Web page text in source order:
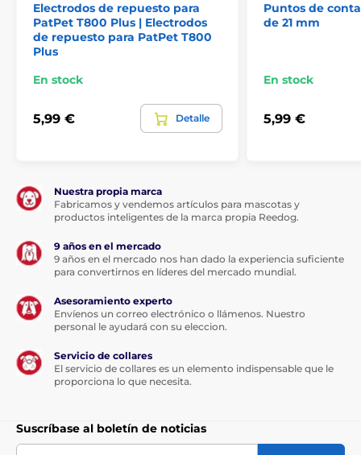
Electrodos de repuesto para
PatPet T800 Plus | Electrodos
de repuesto para PatPet T800
Plus
En stock
5,99 € Detalle
Puntos de
de 21 mm
En stock
5,99 €
Nuestra propia marca
Fabricamos y vendemos artículos para mascotas y
productos inteligentes de la marca propia Reedog.
9 años en el mercado
9 años en el mercado nos han dado la experiencia suficiente
para convertirnos en líderes del mercado mundial.
Asesoramiento experto
Envíenos un correo electrónico o llámenos. Nuestro
personal le ayudará con su eleccion.
Servicio de collares
El servicio de collares es un elemento indispensable que le
proporciona lo que necesita.
Suscríbase al boletín de noticias